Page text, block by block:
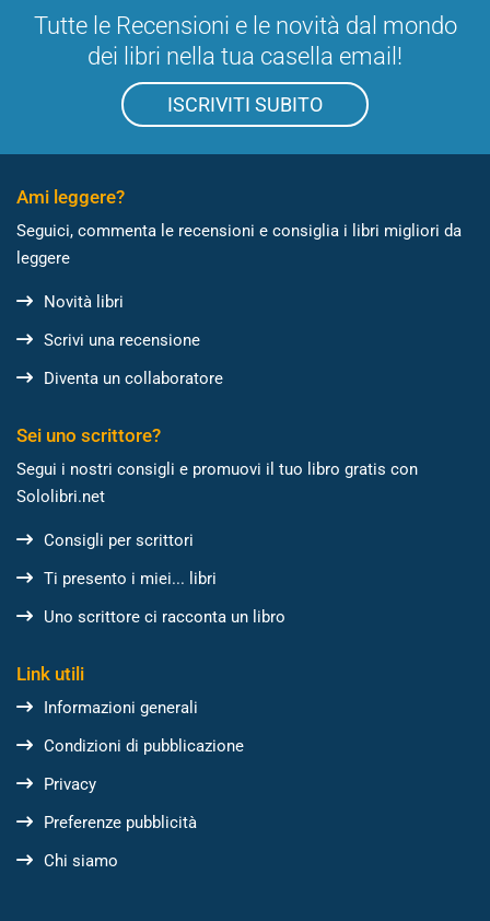
Tutte le Recensioni e le novità dal mondo
dei libri nella tua casella email!
ISCRIVITI SUBITO
Ami leggere?
Seguici, commenta le recensioni e consiglia i libri migliori da
leggere
Novità libri
Scrivi una recensione
Diventa un collaboratore
Sei uno scrittore?
Segui i nostri consigli e promuovi il tuo libro gratis con
Sololibri.net
Consigli per scrittori
Ti presento i miei... libri
Uno scrittore ci racconta un libro
Link utili
Informazioni generali
Condizioni di pubblicazione
Privacy
Preferenze pubblicità
Chi siamo